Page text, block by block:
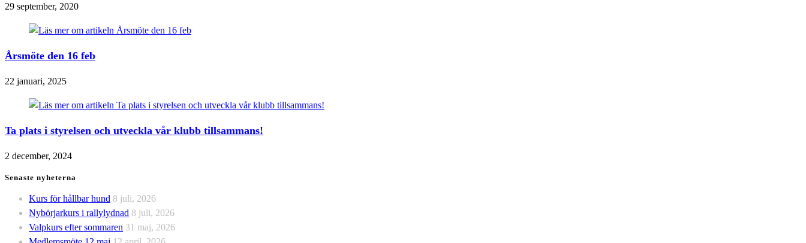
29 september, 2020
Årsmöte den 16 feb
22 januari, 2025
Ta plats i styrelsen och utveckla vår klubb tillsammans!
2 december, 2024
Senaste nyheterna
Kurs för hållbar hund 8 juli, 2026
Nybörjarkurs i rallylydnad 8 juli, 2026
Valpkurs efter sommaren 31 maj, 2026